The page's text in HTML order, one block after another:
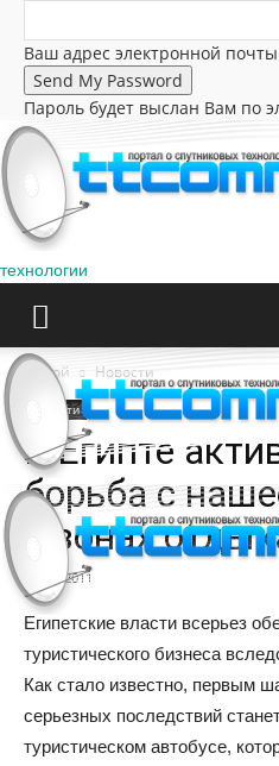
Ваш адрес электронной почты
Пароль будет выслан Вам по
технологии
Домой Новости
Новости
В Египте
борьба с
в зонах
12.06.2011
Египетские власти всерьез
туристического бизнеса
Как стало известно, первым
серьезных последствий
туристическом автобусе,